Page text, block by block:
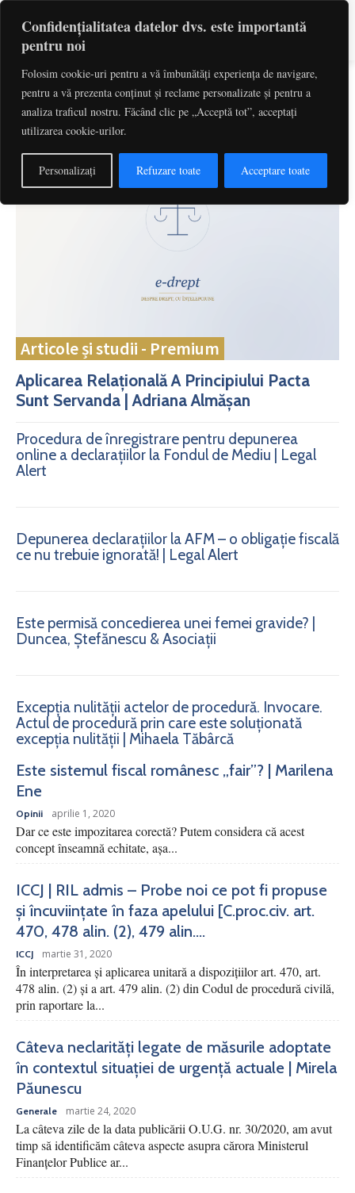
Confidențialitatea datelor dvs. este importantă
pentru noi
Folosim cookie-uri pentru a vă îmbunătăți experiența de navigare,
pentru a vă prezenta conținut și reclame personalizate și pentru a
analiza traficul nostru. Făcând clic pe „Acceptă tot”, acceptați
utilizarea cookie-urilor.
Personalizați Refuzare toate Acceptare toate
cuvinte-cheie, titlu articol, autor Caută
Articole și studii - Premium
Aplicarea Relațională A Principiului Pacta
Sunt Servanda | Adriana Almășan
Procedura de înregistrare pentru depunerea
online a declarațiilor la Fondul de Mediu | Legal
Alert
Depunerea declarațiilor la AFM – o obligație fiscală
ce nu trebuie ignorată! | Legal Alert
Este permisă concedierea unei femei gravide? |
Duncea, Ștefănescu & Asociații
Excepția nulității actelor de procedură. Invocare.
Actul de procedură prin care este soluționată
excepția nulității | Mihaela Tăbârcă
Este sistemul fiscal românesc „fair”? | Marilena
Ene
Opinii aprilie 1, 2020
Dar ce este impozitarea corectă? Putem considera că acest
concept înseamnă echitate, așa...
ICCJ | RIL admis – Probe noi ce pot fi propuse
și încuviințate în faza apelului [C.proc.civ. art.
470, 478 alin. (2), 479 alin....
ICCJ martie 31, 2020
În interpretarea şi aplicarea unitară a dispoziţiilor art. 470, art.
478 alin. (2) şi a art. 479 alin. (2) din Codul de procedură civilă,
prin raportare la...
Câteva neclarități legate de măsurile adoptate
în contextul situației de urgență actuale | Mirela
Păunescu
Generale martie 24, 2020
La câteva zile de la data publicării O.U.G. nr. 30/2020, am avut
timp să identificăm câteva aspecte asupra cărora Ministerul
Finanțelor Publice ar...